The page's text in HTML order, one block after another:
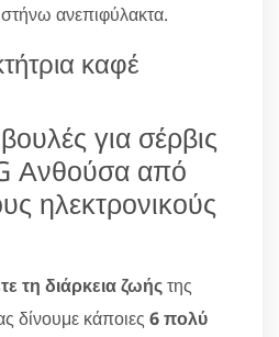
ανεπιφύλακτα.
καφέ
για σέρβις
Ανθούσα από
ηλεκτρονικούς
τη διάρκεια ζωήςτης
δίνουμε κάποιες 6 πολύ